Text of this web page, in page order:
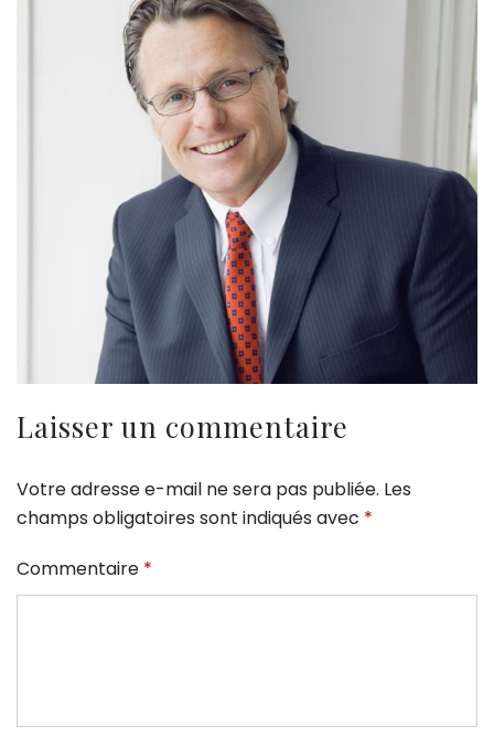
Laisser un commentaire
Votre adresse e-mail ne sera pas publiée. Les
champs obligatoires sont indiqués avec *
Commentaire *